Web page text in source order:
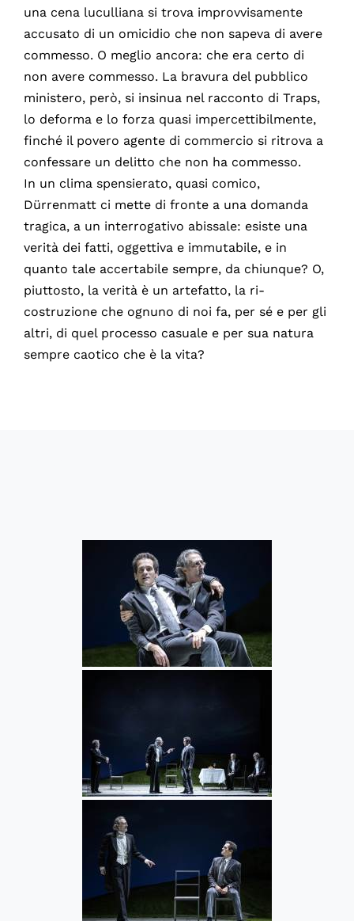
una cena luculliana si trova improvvisamente
accusato di un omicidio che non sapeva di avere
commesso. O meglio ancora: che era certo di
non avere commesso. La bravura del pubblico
ministero, però, si insinua nel racconto di Traps,
lo deforma e lo forza quasi impercettibilmente,
finché il povero agente di commercio si ritrova a
confessare un delitto che non ha commesso.
In un clima spensierato, quasi comico,
Dürrenmatt ci mette di fronte a una domanda
tragica, a un interrogativo abissale: esiste una
verità dei fatti, oggettiva e immutabile, e in
quanto tale accertabile sempre, da chiunque? O,
piuttosto, la verità è un artefatto, la ri-
costruzione che ognuno di noi fa, per sé e per gli
altri, di quel processo casuale e per sua natura
sempre caotico che è la vita?